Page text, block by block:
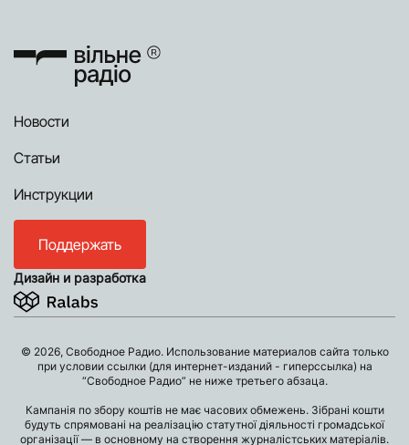
Новости
Статьи
Инструкции
Поддержать
Дизайн и разработка
© 2026, Свободное Радио. Использование материалов сайта только
при условии ссылки (для интернет-изданий - гиперссылка) на
“Свободное Радио” не ниже третьего абзаца.
Кампанія по збору коштів не має часових обмежень. Зібрані кошти
будуть спрямовані на реалізацію статутної діяльності громадської
організації — в основному на створення журналістських матеріалів.